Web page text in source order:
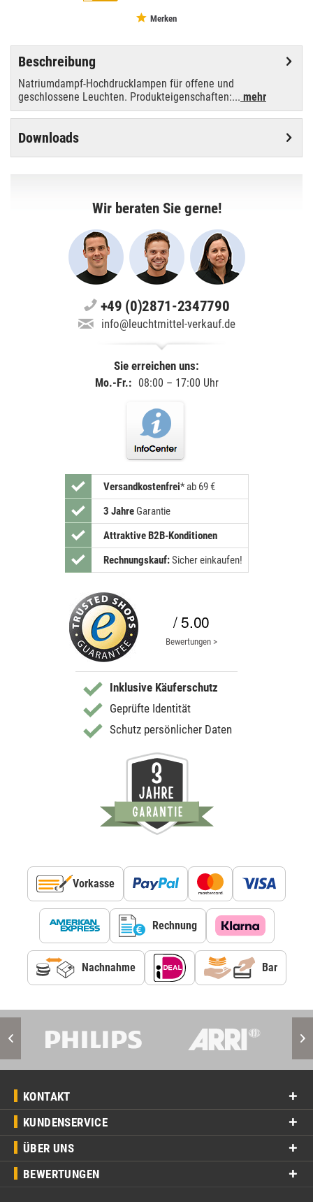
Merken
Beschreibung
Natriumdampf-Hochdrucklampen für offene und
geschlossene Leuchten. Produkteigenschaften:... mehr
Downloads
Wir beraten Sie gerne!
+49 (0)2871-2347790
info@leuchtmittel-verkauf.de
Sie erreichen uns:
Mo.-Fr.: 08:00 – 17:00 Uhr
Versandkostenfrei* ab 69 €
3 JahreGarantie
Attraktive B2B-Konditionen
Rechnungskauf:Sicher einkaufen!
/ 5.00
Bewertungen >
Inklusive Käuferschutz
Geprüfte Identität
Schutz persönlicher Daten
Vorkasse
Rechnung
Nachnahme Bar
KONTAKT
KUNDENSERVICE
ÜBER UNS
BEWERTUNGEN